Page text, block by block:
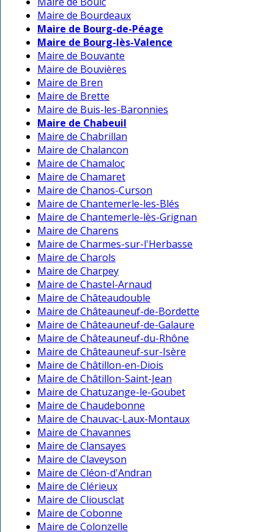
Maire de Bourdeaux
Maire de Bourg-de-Péage
Maire de Bourg-lès-Valence
Maire de Bouvante
Maire de Bouvières
Maire de Bren
Maire de Brette
Maire de Buis-les-Baronnies
Maire de Chabeuil
Maire de Chabrillan
Maire de Chalancon
Maire de Chamaloc
Maire de Chamaret
Maire de Chanos-Curson
Maire de Chantemerle-les-Blés
Maire de Chantemerle-lès-Grignan
Maire de Charens
Maire de Charmes-sur-l'Herbasse
Maire de Charols
Maire de Charpey
Maire de Chastel-Arnaud
Maire de Châteaudouble
Maire de Châteauneuf-de-Bordette
Maire de Châteauneuf-de-Galaure
Maire de Châteauneuf-du-Rhône
Maire de Châteauneuf-sur-Isère
Maire de Châtillon-en-Diois
Maire de Châtillon-Saint-Jean
Maire de Chatuzange-le-Goubet
Maire de Chaudebonne
Maire de Chauvac-Laux-Montaux
Maire de Chavannes
Maire de Clansayes
Maire de Claveyson
Maire de Cléon-d'Andran
Maire de Clérieux
Maire de Cliousclat
Maire de Cobonne
Maire de Colonzelle